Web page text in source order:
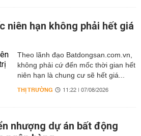
niên hạn không phải hết giá
Theo lãnh đạo Batdongsan.com.vn,
không phải cứ đến mốc thời gian hết
niên hạn là chung cư sẽ hết giá...
THỊ TRƯỜNG 11:22 | 07/08/2026
nhượng dự án bất động